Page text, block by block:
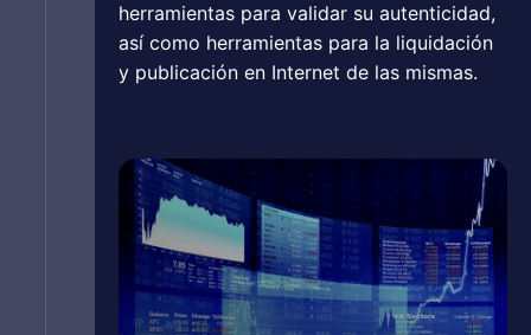
herramientas para validar su autenticidad,
así como herramientas para la liquidación
y publicación en Internet de las mismas.